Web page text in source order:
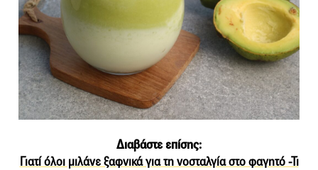
Διαβάστε επίσης:
Γιατί όλοι μιλάνε ξαφνικά για τη νοσταλγία στο φαγητό -Τι